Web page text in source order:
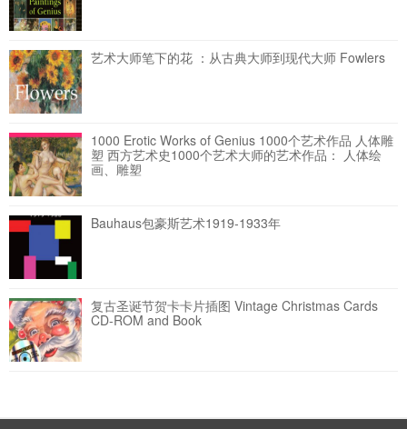
艺术大师笔下的花 ：从古典大师到现代大师 Fowlers
1000 Erotic Works of Genius 1000个艺术作品 人体雕
塑 西方艺术史1000个艺术大师的艺术作品： 人体绘
画、雕塑
Bauhaus包豪斯艺术1919-1933年
复古圣诞节贺卡卡片插图 Vintage Christmas Cards
CD-ROM and Book